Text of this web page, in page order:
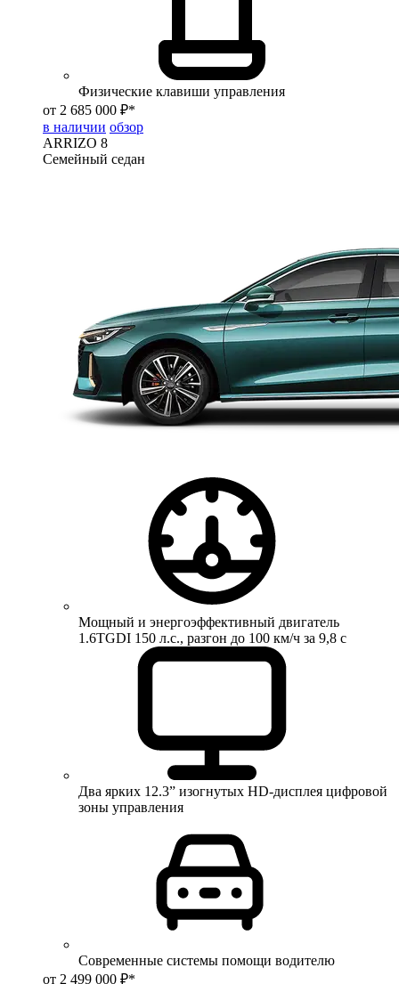
Физические клавиши управления
от 2 685 000 ₽*
в наличии обзор
ARRIZO 8
Семейный седан
Мощный и энергоэффективный двигатель
1.6TGDI 150 л.с., разгон до 100 км/ч за 9,8 с
Два ярких 12.3” изогнутых HD-дисплея цифровой
зоны управления
Современные системы помощи водителю
от 2 499 000 ₽*